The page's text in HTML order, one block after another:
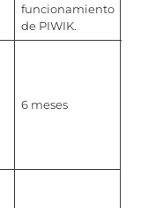
funcionamiento
de PIWIK.
6 meses